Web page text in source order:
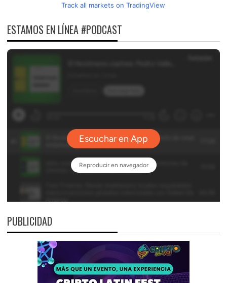
Track all markets on TradingView
ESTAMOS EN LÍNEA #PODCAST
PUBLICIDAD